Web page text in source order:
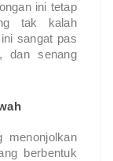
ini tetap
tak kalah
sangat pas
, dan senang
menonjolkan
berbentuk